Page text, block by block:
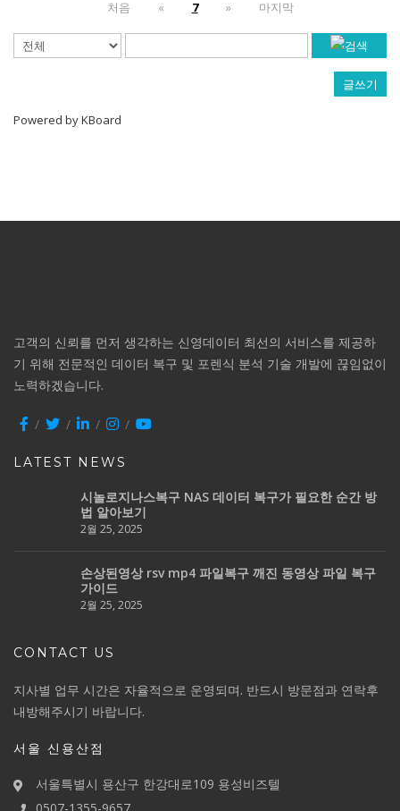
처음 « 7 » 마지막
글쓰기
Powered by KBoard
고객의 신뢰를 먼저 생각하는 신영데이터 최선의 서비스를 제공하
기 위해 전문적인 데이터 복구 및 포렌식 분석 기술 개발에 끊임없이
노력하겠습니다.
LATEST NEWS
시놀로지나스복구 NAS 데이터 복구가 필요한 순간 방
법 알아보기
2월 25, 2025
손상된영상 rsv mp4 파일복구 깨진 동영상 파일 복구
가이드
2월 25, 2025
CONTACT US
지사별 업무 시간은 자율적으로 운영되며. 반드시 방문점과 연락후
내방해주시기 바랍니다.
서울 신용산점
서울특별시 용산구 한강대로109 용성비즈텔